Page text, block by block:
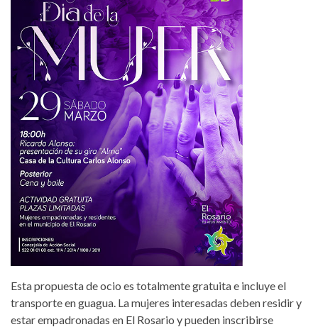
dia-de-la-mujer-el-rosario-2025.jpg
Esta propuesta de ocio es totalmente gratuita e incluye el
transporte en guagua. La mujeres interesadas deben residir y
estar empadronadas en El Rosario y pueden inscribirse